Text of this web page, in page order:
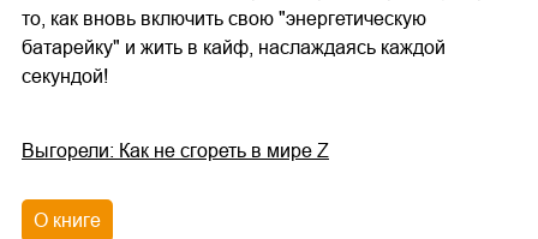
то, как вновь включить свою "энергетическую
батарейку" и жить в кайф, наслаждаясь каждой
секундой!
Выгорели: Как не сгореть в мире Z
О книге